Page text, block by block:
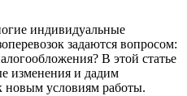
индивидуальные
задаются вопросом:
В этой статье
изменения и дадим
новым условиям работы.